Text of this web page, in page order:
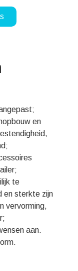
en
te
en sterkte zijn
vervorming,
aan.